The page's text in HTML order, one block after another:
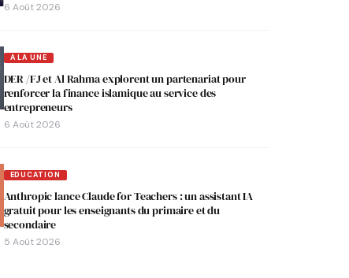
6 Août 2026
A LA UNE
DER /FJ et Al Rahma explorent un partenariat pour
renforcer la finance islamique au service des
entrepreneurs
6 Août 2026
EDUCATION
Anthropic lance Claude for Teachers : un assistant IA
gratuit pour les enseignants du primaire et du
secondaire
5 Août 2026